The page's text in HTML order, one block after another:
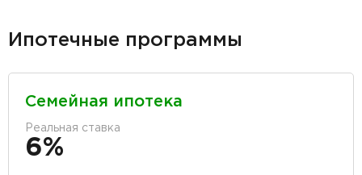
Ипотечные программы
Семейная ипотека
Реальная ставка
6%